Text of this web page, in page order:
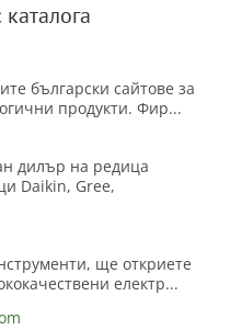
български сайтове за
продукти. Фир...
дилър на редица
Daikin, Gree,
ще откриете
електр...